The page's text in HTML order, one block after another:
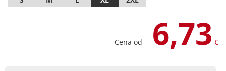
Cena od 6,73 €